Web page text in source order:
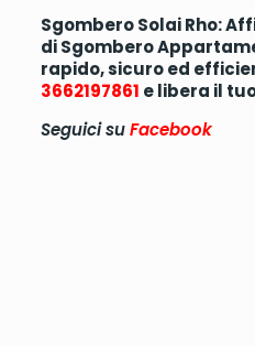
Sgombero Solai Rho:
di Sgombero
rapido, sicuro ed
3662197861 e libera il
Seguici suFacebook